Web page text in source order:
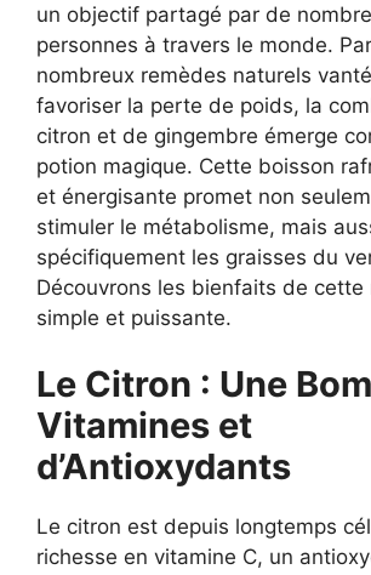
un objectif partagé par de
personnes à travers le monde.
nombreux remèdes naturels
favoriser la perte de poids, la
citron et de gingembre émerge
potion magique. Cette boisson
et énergisante promet non
stimuler le métabolisme, mais
spécifiquement les graisses du
Découvrons les bienfaits de cette
simple et puissante.
Le Citron : Une
Vitamines et
d’Antioxydants
Le citron est depuis longtemps
richesse en vitamine C, un